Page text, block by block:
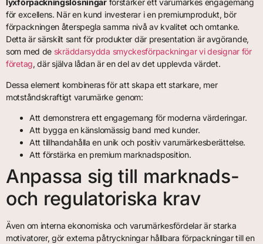
lyxförpackningslösningarförstärker ett varumärkes engagemang
för excellens. När en kund investerar i en premiumprodukt, bör
förpackningen återspegla samma nivå av kvalitet och omtanke.
Detta är särskilt sant för produkter där presentation är avgörande,
som med de skräddarsydda smyckesförpackningar vi designar för
företag, där själva lådan är en del av det upplevda värdet.
Dessa element kombineras för att skapa ett starkare, mer
motståndskraftigt varumärke genom:
Att demonstrera ett engagemang för moderna värderingar.
Att bygga en känslomässig band med kunder.
Att tillhandahålla en unik och positiv varumärkesberättelse.
Att förstärka en premium marknadsposition.
Anpassa sig till marknads-
och regulatoriska krav
Även om interna ekonomiska och varumärkesfördelar är starka
motivatorer, gör externa påtryckningar hållbara förpackningar till en